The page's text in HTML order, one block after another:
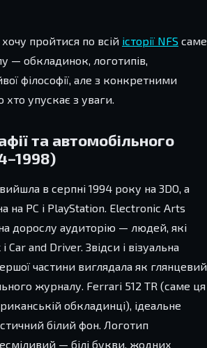
пройтися по всій історії NFS саме
— обкладинок, логотипів,
філософії, але з конкретними
хто упускає з уваги.
та автомобільного
в серпні 1994 року на 3DO, а
на PC і PlayStation. Electronic Arts
дорослу аудиторію — людей, які
Car and Driver. Звідси і візуальна
частини виглядала як глянцевий
журналу. Ferrari 512 TR (саме ця
обкладинці), ідеальне
білий фон. Логотип
— білі букви, жодних